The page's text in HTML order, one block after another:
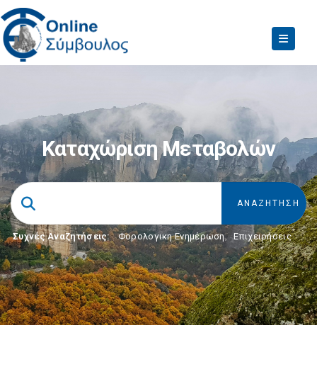
Καταχώριση Μεταβολών
Συχνές Αναζητήσεις: Φορολογικη Ενημέρωση, Επιχειρήσεις